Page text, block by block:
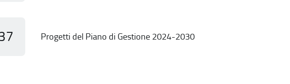
Progetti del Piano di Gestione 2024-2030